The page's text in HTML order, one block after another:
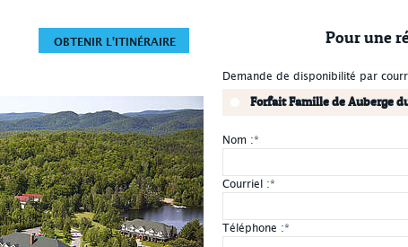
OBTENIR L'ITINÉRAIRE Pour une
Demande de disponibilité par
Forfait Famille de Auberge
Nom :*
Courriel :*
Téléphone :*